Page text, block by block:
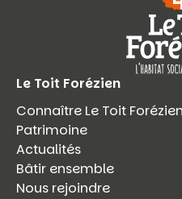
Le Toit Forézien
Connaître Le Toit Forézien
Patrimoine
Actualités
Bâtir ensemble
Nous rejoindre